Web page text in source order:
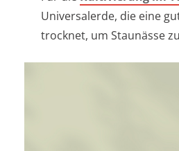
Universalerde, die eine
trocknet, um Staunässe